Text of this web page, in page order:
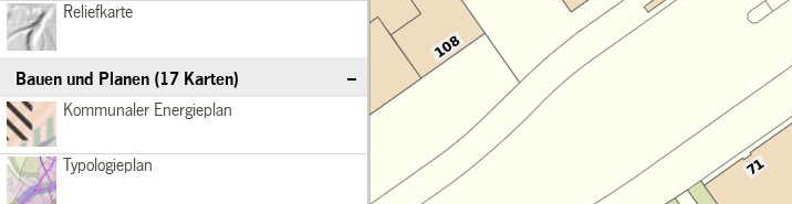
Reliefkarte
BasiskartenReliefkarte
Bauen und Planen (17 Karten)
KommunalerEnergieplan
Bauen und Planen
Kommunaler Energieplan
Typologieplan
Bauen und Planen
Typologieplan